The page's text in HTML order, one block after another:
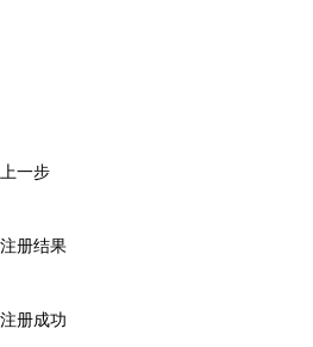
上一步
注册结果
注册成功